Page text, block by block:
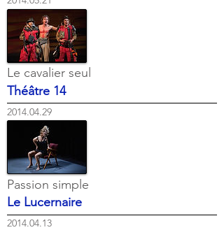
Le cavalier seul
Théâtre 14
2014.04.29
Passion simple
Le Lucernaire
2014.04.13